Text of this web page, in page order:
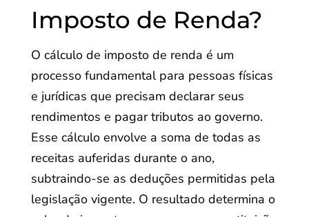
Imposto de Renda?
O cálculo de imposto de renda é um
processo fundamental para pessoas físicas
e jurídicas que precisam declarar seus
rendimentos e pagar tributos ao governo.
Esse cálculo envolve a soma de todas as
receitas auferidas durante o ano,
subtraindo-se as deduções permitidas pela
legislação vigente. O resultado determina o